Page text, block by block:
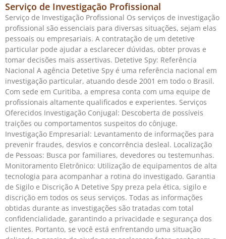
Serviço de Investigação Profissional
Serviço de Investigação Profissional Os serviços de investigação
profissional são essenciais para diversas situações, sejam elas
pessoais ou empresariais. A contratação de um detetive
particular pode ajudar a esclarecer dúvidas, obter provas e
tomar decisões mais assertivas. Detetive Spy: Referência
Nacional A agência Detetive Spy é uma referência nacional em
investigação particular, atuando desde 2001 em todo o Brasil.
Com sede em Curitiba, a empresa conta com uma equipe de
profissionais altamente qualificados e experientes. Serviços
Oferecidos Investigação Conjugal: Descoberta de possíveis
traições ou comportamentos suspeitos do cônjuge.
Investigação Empresarial: Levantamento de informações para
prevenir fraudes, desvios e concorrência desleal. Localização
de Pessoas: Busca por familiares, devedores ou testemunhas.
Monitoramento Eletrônico: Utilização de equipamentos de alta
tecnologia para acompanhar a rotina do investigado. Garantia
de Sigilo e Discrição A Detetive Spy preza pela ética, sigilo e
discrição em todos os seus serviços. Todas as informações
obtidas durante as investigações são tratadas com total
confidencialidade, garantindo a privacidade e segurança dos
clientes. Portanto, se você está enfrentando uma situação